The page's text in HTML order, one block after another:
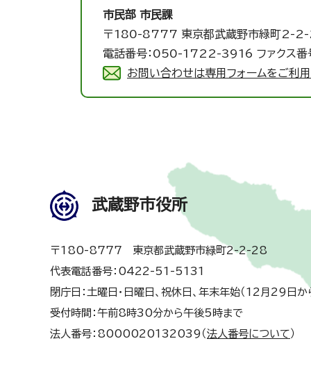
市民部 市民課
〒180-8777 東京都武蔵野市緑町2-
電話番号：050-1722-3916 ファクス
お問い合わせは専用フォームをご利用
武蔵野市役所
〒180-8777 東京都武蔵野市緑町2-2-28
代表電話番号：0422-51-5131
閉庁日：土曜日・日曜日、祝休日、年末年始（12月29日か
受付時間：午前8時30分から午後5時まで
法人番号：8000020132039（ 法人番号について ）